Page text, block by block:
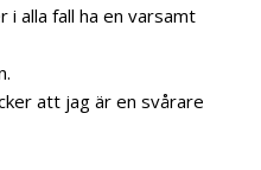
i alla fall ha en varsamt
att jag är en svårare